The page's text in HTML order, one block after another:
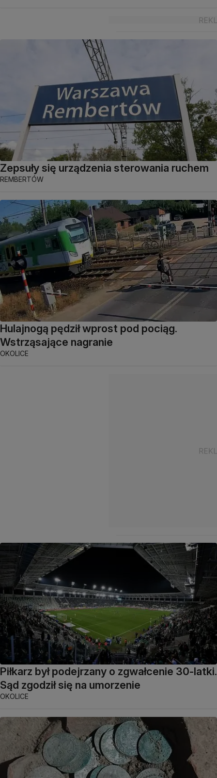
Zepsuły się urządzenia sterowania ruchem
REMBERTÓW
Hulajnogą pędził wprost pod pociąg.
Wstrząsające nagranie
OKOLICE
Piłkarz był podejrzany o zgwałcenie 30-latki.
Sąd zgodził się na umorzenie
OKOLICE